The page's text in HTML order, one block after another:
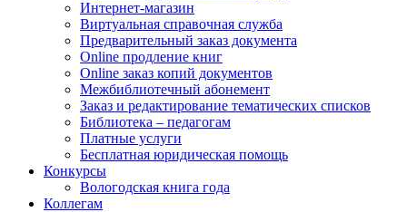
Интернет-магазин
Виртуальная справочная служба
Предварительный заказ документа
Online продление книг
Online заказ копий документов
Межбиблиотечный абонемент
Заказ и редактирование тематических списков
Библиотека – педагогам
Платные услуги
Бесплатная юридическая помощь
Конкурсы
Вологодская книга года
Коллегам